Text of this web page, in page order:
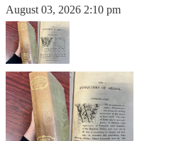
August 03, 2026 2:10 pm